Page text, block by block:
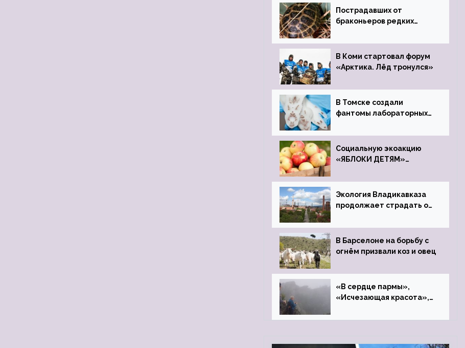
Пострадавших от
браконьеров редких
Ростовский зоопарк
В Коми стартовал форум
«Арктика. Лёд тронулся»
В Томске создали
фантомы лабораторных
Социальную экоакцию
«ЯБЛОКИ ДЕТЯМ»
Экология Владикавказа
продолжает страдать от
завода
В Барселоне на борьбу с
огнём призвали коз и овец
«В сердце пармы»,
«Исчезающая красота»,